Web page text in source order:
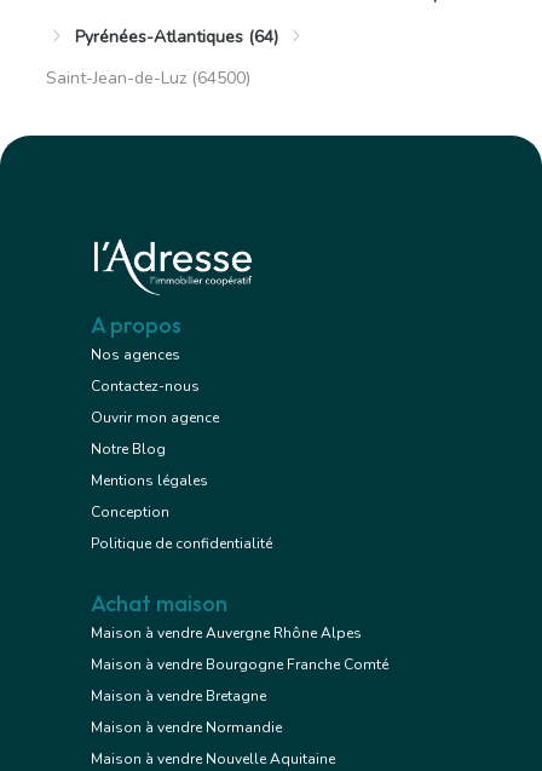
Pyrénées-Atlantiques (64)
Saint-Jean-de-Luz (64500)
A propos
Nos agences
Contactez-nous
Ouvrir mon agence
Notre Blog
Mentions légales
Conception
Politique de confidentialité
Achat maison
Maison à vendre Auvergne Rhône Alpes
Maison à vendre Bourgogne Franche Comté
Maison à vendre Bretagne
Maison à vendre Normandie
Maison à vendre Nouvelle Aquitaine